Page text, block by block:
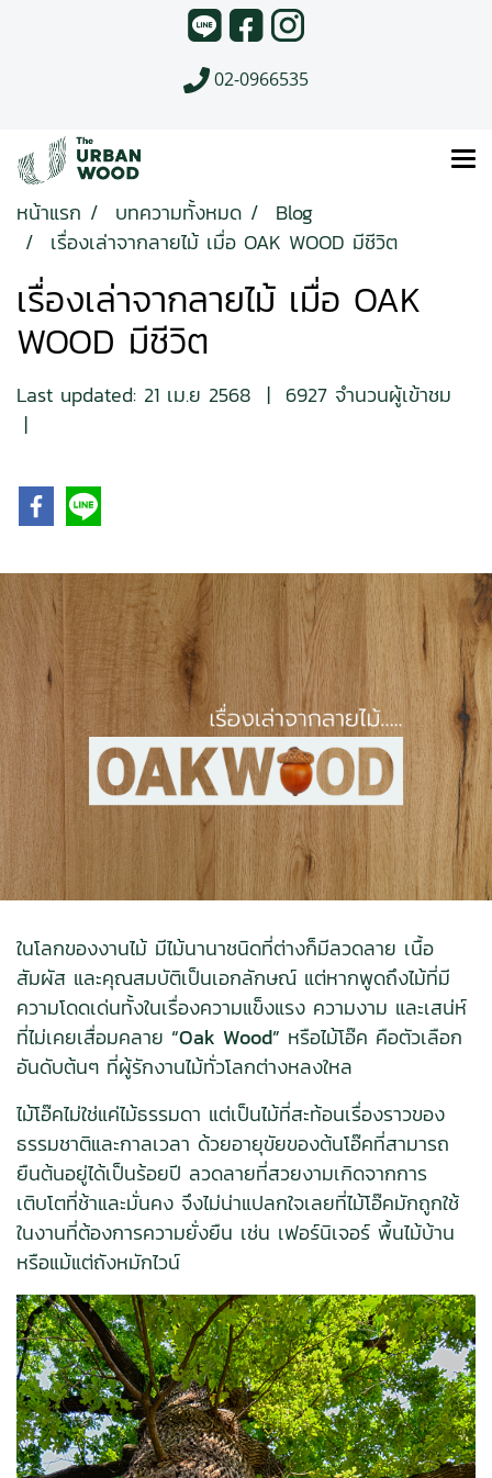
02-0966535
หน้าแรก บทความทั้งหมด
Blog
เรื่องเล่าจากลายไม้ เมื่อ OAK WOOD มีชีวิต
เรื่องเล่าจากลายไม้ เมื่อ OAK
WOOD มีชีวิต
Last updated: 21 เม.ย 2568 | 6927 จำนวนผู้เข้าชม
|
ในโลกของงานไม้ มีไม้นานาชนิดที่ต่างก็มีลวดลาย เนื้อ
สัมผัส และคุณสมบัติเป็นเอกลักษณ์ แต่หากพูดถึงไม้ที่มี
ความโดดเด่นทั้งในเรื่องความแข็งแรง ความงาม และเสน่ห์
ที่ไม่เคยเสื่อมคลาย “Oak Wood” หรือไม้โอ๊ค คือตัวเลือก
อันดับต้นๆ ที่ผู้รักงานไม้ทั่วโลกต่างหลงใหล
ไม้โอ๊คไม่ใช่แค่ไม้ธรรมดา แต่เป็นไม้ที่สะท้อนเรื่องราวของ
ธรรมชาติและกาลเวลา ด้วยอายุขัยของต้นโอ๊คที่สามารถ
ยืนต้นอยู่ได้เป็นร้อยปี ลวดลายที่สวยงามเกิดจากการ
เติบโตที่ช้าและมั่นคง จึงไม่น่าแปลกใจเลยที่ไม้โอ๊คมักถูกใช้
ในงานที่ต้องการความยั่งยืน เช่น เฟอร์นิเจอร์ พื้นไม้บ้าน
หรือแม้แต่ถังหมักไวน์